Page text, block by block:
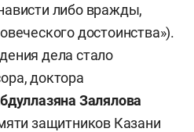
либо вражды,
достоинства»).
дела стало
доктора
Залялова
защитников Казани